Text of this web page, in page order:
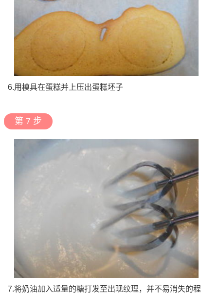
6.用模具在蛋糕并上压出蛋糕坯子
第 7 步
7.将奶油加入适量的糖打发至出现纹理，并不易消失的程